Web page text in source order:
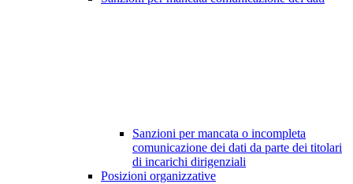
Sanzioni per mancata o incompleta
comunicazione dei dati da parte dei titolari
di incarichi dirigenziali
Posizioni organizzative